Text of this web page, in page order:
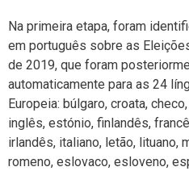
Na primeira etapa, foram
em português sobre as
de 2019, que foram
automaticamente para as 24
Europeia: búlgaro, croata,
inglês, estónio, finlandês,
irlandês, italiano, letão, lituano,
romeno, eslovaco, esloveno,